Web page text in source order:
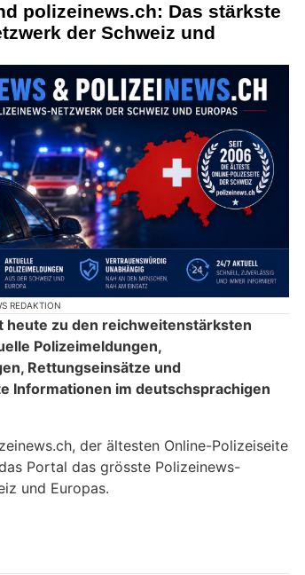
polizeinews.ch: Das stärkste
der Schweiz und
REDAKTION
heute zu den reichweitenstärksten
Polizeimeldungen,
Rettungseinsätze und
Informationen im deutschsprachigen
der ältesten Online-Polizeiseite
Portal das grösste Polizeinews-
und Europas.